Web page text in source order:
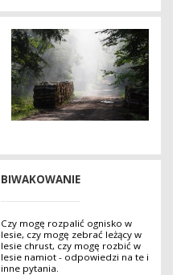
BIWAKOWANIE
Czy mogę rozpalić ognisko w
lesie, czy mogę zebrać leżący w
lesie chrust, czy mogę rozbić w
lesie namiot - odpowiedzi na te i
inne pytania.